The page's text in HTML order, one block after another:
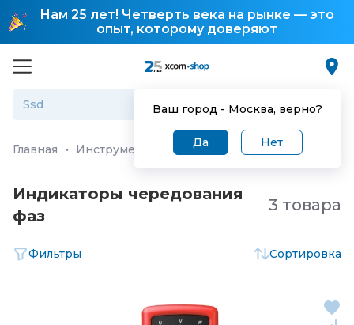
Нам 25 лет! Четверть века на рынке — это
опыт, которому доверяют
Ваш город - Москва, верно?
Да Нет
Главная · Инструмент, измерительное оборудование и
Индикаторы чередования
фаз
3 товара
Фильтры Сортировка